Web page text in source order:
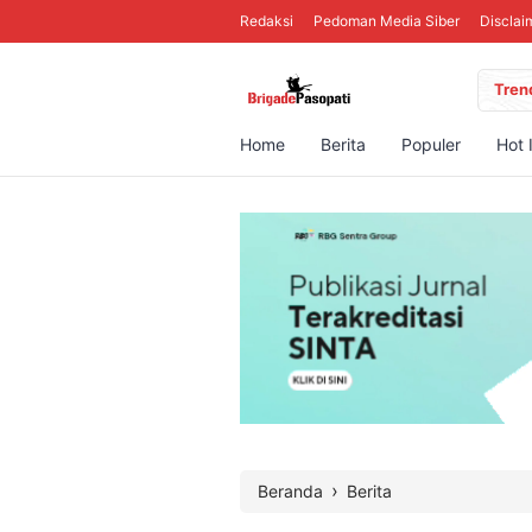
Redaksi Pedoman Media Siber
Home Berita Populer Hot
Beranda › Berita